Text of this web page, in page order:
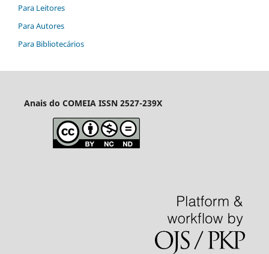
Para Leitores
Para Autores
Para Bibliotecários
Anais do COMEIA ISSN 2527-239X